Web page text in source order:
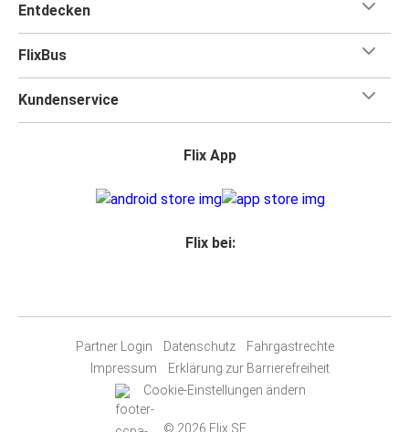
Entdecken
FlixBus
Kundenservice
Flix App
Flix bei:
Partner Login Datenschutz
Fahrgastrechte
Impressum
Erklärung zur Barrierefreiheit
Cookie-Einstellungen ändern
© 2026 Flix SE